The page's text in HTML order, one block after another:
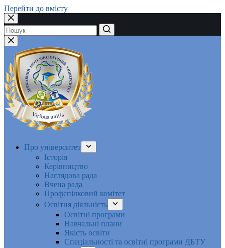
Перейти до вмісту
Немає
результатів
Про університет
Історія
Керівництво
Наглядова рада
Вчена рада
Профспілковий комітет
Освітня діяльність
Освітні програми
Навчальні плани
Якість освіти
Спеціальності та освітні програми ДБТУ